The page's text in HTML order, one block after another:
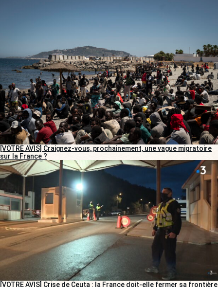
[VOTRE AVIS] Craignez-vous, prochainement, une vague migratoire
sur la France ?
[VOTRE AVIS] Crise de Ceuta : la France doit-elle fermer sa frontière